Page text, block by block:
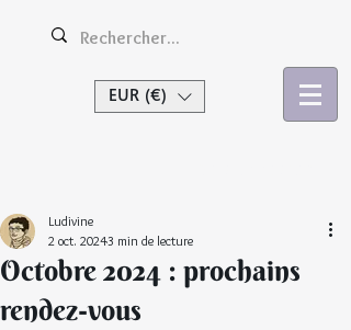
EUR (€)
Octobre 2024 : prochains
rendez-vous
Ludivine
2 oct. 20243 min de lecture